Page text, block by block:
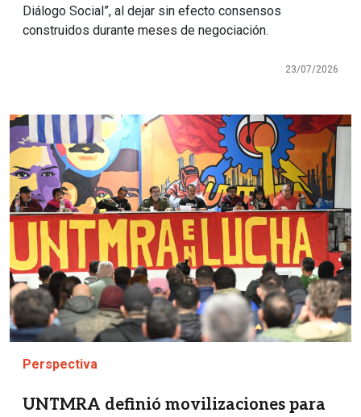
Diálogo Social”, al dejar sin efecto consensos
construidos durante meses de negociación.
23/07/2026
Imagen
Perspectiva
UNTMRA definió movilizaciones para